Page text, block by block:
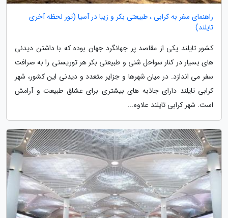
راهنمای سفر به کرابی ، طبیعتی بکر و زیبا در آسیا (تور لحظه آخری
تایلند)
کشور تایلند یکی از مقاصد پر جهانگرد جهان بوده که با داشتن دیدنی
های بسیار در کنار سواحل شنی و طبیعتی بکر هر توریستی را به صرافت
سفر می اندازد. در میان شهرها و جزایر متعدد و دیدنی این کشور، شهر
کرابی تایلند دارای جاذبه های بیشتری برای عشاق طبیعت و آرامش
است. شهر کرابی تایلند علاوه...